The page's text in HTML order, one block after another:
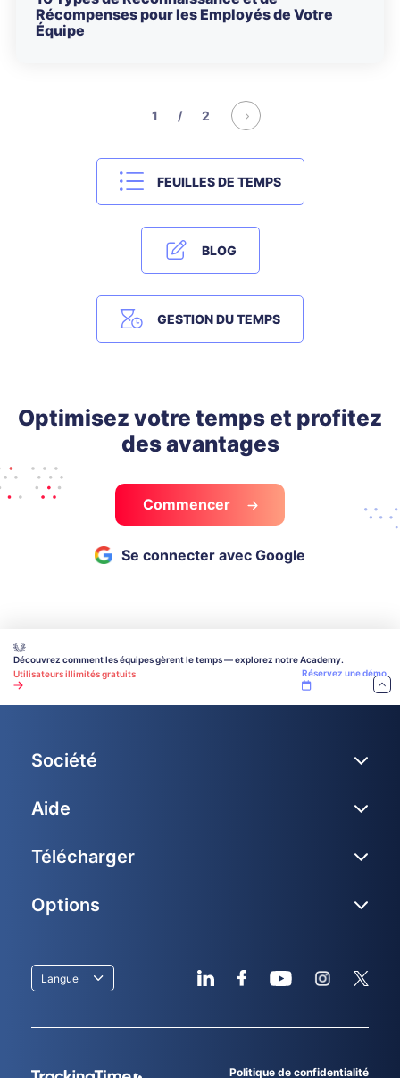
Récompenses pour les Employés de Votre
Équipe
1 / 2
FEUILLES DE TEMPS
BLOG
GESTION DU TEMPS
Optimisez votre temps et profitez
des avantages
Commencer
Se connecter avec Google
Découvrez comment les équipes gèrent le temps — explorez notre Academy.
Utilisateurs illimités gratuits
Réservez une démo
Politique de confidentialité
Langue
Société
Aide
Télécharger
Options